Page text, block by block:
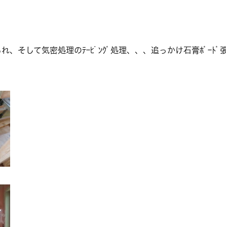
、そして気密処理のﾃｰﾋﾟﾝｸﾞ処理、、、追っかけ石膏ﾎﾞｰﾄﾞ